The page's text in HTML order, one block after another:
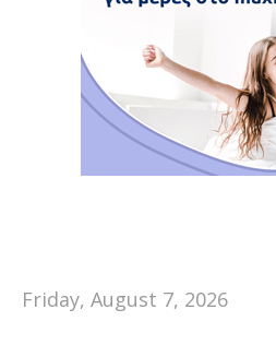
Friday, August 7, 2026